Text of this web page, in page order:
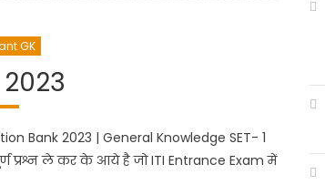
GK
Bank 2023 | General Knowledge SET- 1
प्रश्न ले कर के आये है जो ITI Entrance Exam में